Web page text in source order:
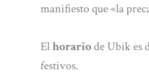
manifiesto que «la
Elhorariode Ubik es
festivos.